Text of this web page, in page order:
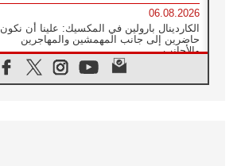
06.08.2026
الكاردينال بارولين في المكسيك: علينا أن نكون
حاضرين إلى جانب المهمشين والمهاجرين
والأجانب
البابا لاوُن الرابع عشر للشباب في أسيزي: